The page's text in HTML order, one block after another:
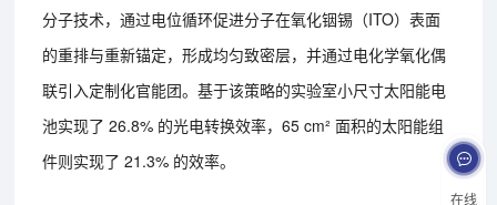
在线
分子技术，通过电位循环促进分子在氧化铟锡（ITO）表面
的重排与重新锚定，形成均匀致密层，并通过电化学氧化偶
联引入定制化官能团。基于该策略的实验室小尺寸太阳能电
池实现了 26.8% 的光电转换效率，65 cm² 面积的太阳能组
件则实现了 21.3% 的效率。